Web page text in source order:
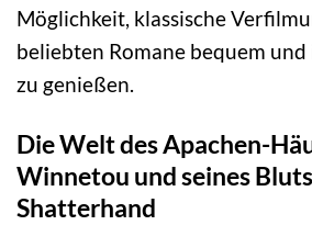
Möglichkeit, klassische
beliebten Romane bequem
zu genießen.
Die Welt des Apachen-
Winnetou und seines
Shatterhand